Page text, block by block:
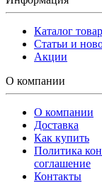
Каталог
Статьи и
Акции
О компании
О компании
Доставка
Как купить
Политика
соглашение
Контакты